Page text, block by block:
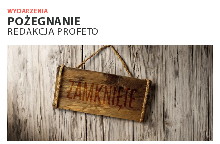
WYDARZENIA
POŻEGNANIE
REDAKCJA PROFETO